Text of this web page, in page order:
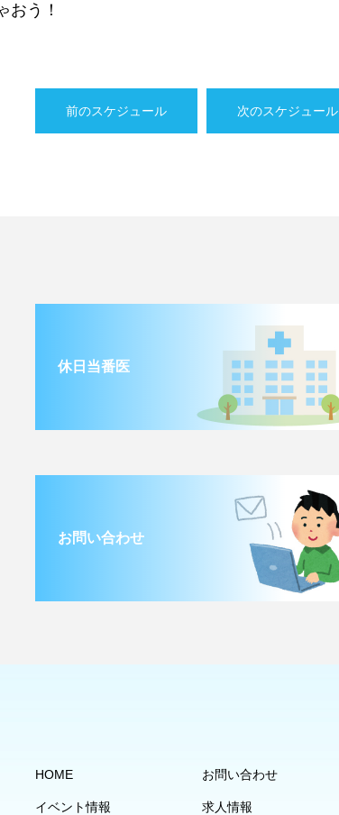
おう！
前のスケジュール 次のスケジュール
休日当番医
お問い合わせ
HOME
イベント情報
お問い合わせ
求人情報